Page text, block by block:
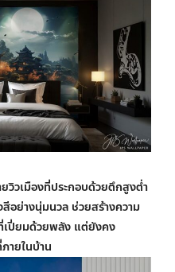
วิวเมืองที่ประกอบด้วยตึกสูงต่ำ
อย่างนุ่มนวล ช่วยสร้างความ
เปี่ยมด้วยพลัง แต่ยังคง
ายในบ้าน